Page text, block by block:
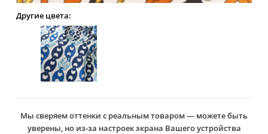
Другие цвета:
Мы сверяем оттенки с реальным товаром — можете быть
уверены, но из-за настроек экрана Вашего устройства